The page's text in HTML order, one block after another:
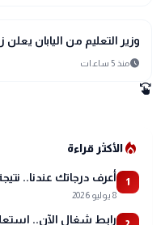
school
مدارس وجامعات
وزير التعليم من اليابان يعلن
scheduleمنذ 5 ساعات
swipe
local_fire_departmentالأكثر قراءة
1 أعرف درجاتك عندنا.. نتيجة الدبلومات
8 يوليو 2026
رابط شغال الآن.. استعلم عن نتيجة